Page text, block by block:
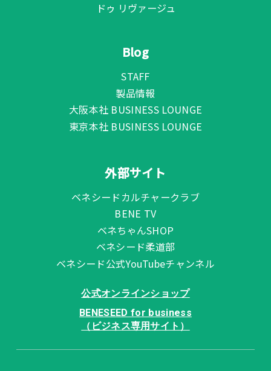
ドゥ リヴァージュ
Blog
STAFF
製品情報
大阪本社 BUSINESS LOUNGE
東京本社 BUSINESS LOUNGE
外部サイト
ベネシードカルチャークラブ
BENE TV
ベネちゃんSHOP
ベネシード柔道部
ベネシード公式YouTubeチャンネル
公式オンラインショップ
BENESEED for business
（ビジネス専用サイト）